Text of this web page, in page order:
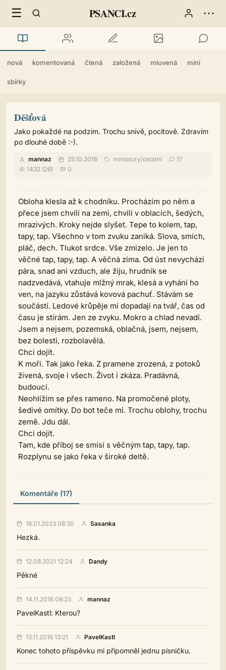
☰ PSANCI.cz ⋯
nová komentovaná čtená založená mluvená mini
sbírky
Děšťová
Jako pokaždé na podzim. Trochu snivě, pocitově. Zdravím
po dlouhé době :-).
mannaz 25.10.2016 miniatury/ostatní
17
1432 (26)
0
Obloha klesla až k chodníku. Procházím po něm a
přece jsem chvílí na zemi, chvíli v oblacích, šedých,
mrazivých. Kroky nejde slyšet. Tepe to kolem, tap,
tapy, tap. Všechno v tom zvuku zaniká. Slova, smích,
pláč, dech. Tlukot srdce. Vše zmizelo. Je jen to
věčné tap, tapy, tap. A věčná zima. Od úst nevychází
pára, snad ani vzduch, ale žiju, hrudník se
nadzvedává, vtahuje mlžný mrak, klesá a vyhání ho
ven, na jazyku zůstává kovová pachuť. Stávám se
součástí. Ledové krůpěje mi dopadají na tvář, čas od
času je stírám. Jen ze zvyku. Mokro a chlad nevadí.
Jsem a nejsem, pozemská, oblačná, jsem, nejsem,
bez bolesti, rozbolavělá.
Chci dojít.
K moři. Tak jako řeka. Z pramene zrozená, z potoků
živená, svoje i všech. Život i zkáza. Pradávná,
budoucí.
Neohlížím se přes rameno. Na promočené ploty,
šedivé omítky. Do bot teče mi. Trochu oblohy, trochu
země. Jdu dál.
Chci dojít.
Tam, kde příboj se smísí s věčným tap, tapy, tap.
Rozplynu se jako řeka v široké deltě.
Komentáře (17)
18.01.2023 08:30 Sasanka
Hezká.
12.08.2021 12:24 Dandy
Pěkné
14.11.2016 08:23 mannaz
PavelKastl: Kterou?
13.11.2016 13:21 PavelKastl
Konec tohoto příspěvku mi připomněl jednu písničku.